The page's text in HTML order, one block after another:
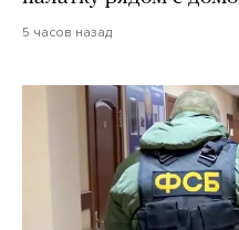
5 часов назад